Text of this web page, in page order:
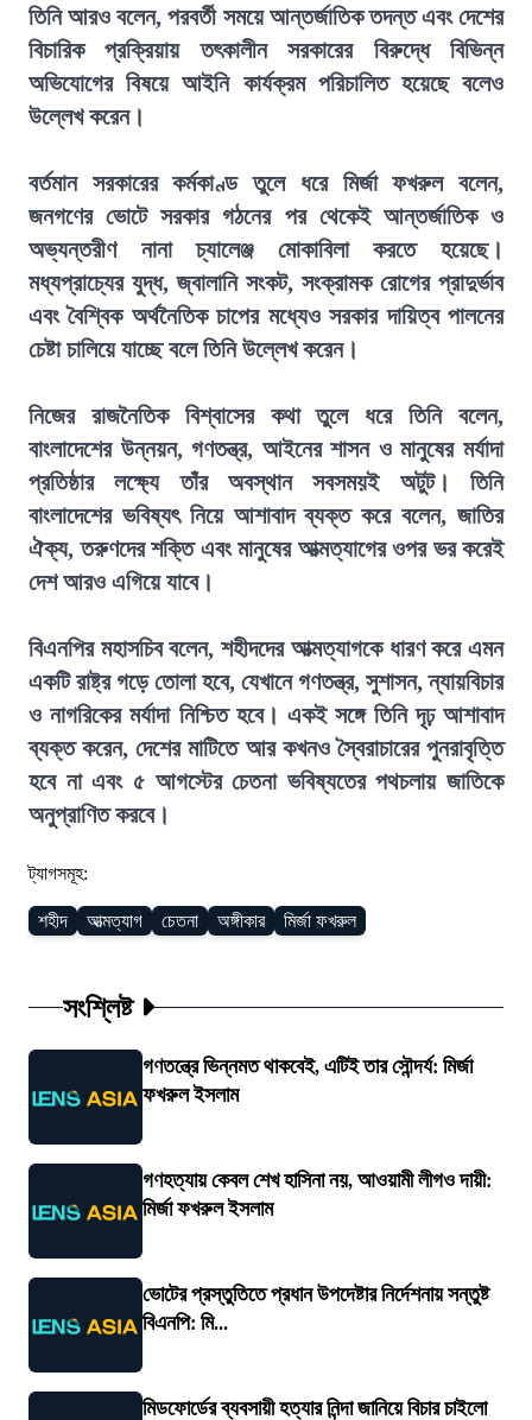
তিনি আরও বলেন, পরবর্তী সময়ে আন্তর্জাতিক তদন্ত এবং দেশের
বিচারিক প্রক্রিয়ায় তৎকালীন সরকারের বিরুদ্ধে বিভিন্ন
অভিযোগের বিষয়ে আইনি কার্যক্রম পরিচালিত হয়েছে বলেও
উল্লেখ করেন।
বর্তমান সরকারের কর্মকাণ্ড তুলে ধরে মির্জা ফখরুল বলেন,
জনগণের ভোটে সরকার গঠনের পর থেকেই আন্তর্জাতিক ও
অভ্যন্তরীণ নানা চ্যালেঞ্জ মোকাবিলা করতে হয়েছে।
মধ্যপ্রাচ্যের যুদ্ধ, জ্বালানি সংকট, সংক্রামক রোগের প্রাদুর্ভাব
এবং বৈশ্বিক অর্থনৈতিক চাপের মধ্যেও সরকার দায়িত্ব পালনের
চেষ্টা চালিয়ে যাচ্ছে বলে তিনি উল্লেখ করেন।
নিজের রাজনৈতিক বিশ্বাসের কথা তুলে ধরে তিনি বলেন,
বাংলাদেশের উন্নয়ন, গণতন্ত্র, আইনের শাসন ও মানুষের মর্যাদা
প্রতিষ্ঠার লক্ষ্যে তাঁর অবস্থান সবসময়ই অটুট। তিনি
বাংলাদেশের ভবিষ্যৎ নিয়ে আশাবাদ ব্যক্ত করে বলেন, জাতির
ঐক্য, তরুণদের শক্তি এবং মানুষের আত্মত্যাগের ওপর ভর করেই
দেশ আরও এগিয়ে যাবে।
বিএনপির মহাসচিব বলেন, শহীদদের আত্মত্যাগকে ধারণ করে এমন
একটি রাষ্ট্র গড়ে তোলা হবে, যেখানে গণতন্ত্র, সুশাসন, ন্যায়বিচার
ও নাগরিকের মর্যাদা নিশ্চিত হবে। একই সঙ্গে তিনি দৃঢ় আশাবাদ
ব্যক্ত করেন, দেশের মাটিতে আর কখনও স্বৈরাচারের পুনরাবৃত্তি
হবে না এবং ৫ আগস্টের চেতনা ভবিষ্যতের পথচলায় জাতিকে
অনুপ্রাণিত করবে।
ট্যাগসমূহ:
শহীদ আত্মত্যাগ চেতনা অঙ্গীকার মির্জা ফখরুল
সংশ্লিষ্ট
গণতন্ত্রে ভিন্নমত থাকবেই, এটিই তার সৌন্দর্য: মির্জা
ফখরুল ইসলাম
গণহত্যায় কেবল শেখ হাসিনা নয়, আওয়ামী লীগও দায়ী:
মির্জা ফখরুল ইসলাম
ভোটের প্রস্তুতিতে প্রধান উপদেষ্টার নির্দেশনায় সন্তুষ্ট
বিএনপি: মি...
মিডফোর্ডের ব্যবসায়ী হত্যার নিন্দা জানিয়ে বিচার চাইলো